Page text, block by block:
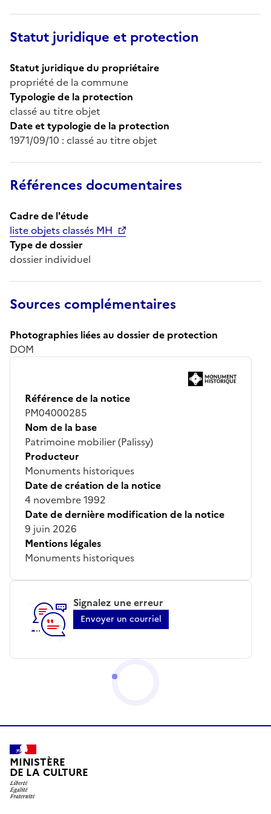
Statut juridique et protection
Statut juridique du propriétaire
propriété de la commune
Typologie de la protection
classé au titre objet
Date et typologie de la protection
1971/09/10 : classé au titre objet
Références documentaires
Cadre de l'étude
liste objets classés MH
Type de dossier
dossier individuel
Sources complémentaires
Photographies liées au dossier de protection
DOM
Référence de la notice
PM04000285
Nom de la base
Patrimoine mobilier (Palissy)
Producteur
Monuments historiques
Date de création de la notice
4 novembre 1992
Date de dernière modification de la notice
9 juin 2026
Mentions légales
Monuments historiques
Signalez une erreur
Envoyer un courriel
MINISTÈRE
DE LA CULTURE